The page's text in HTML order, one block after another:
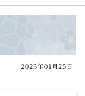
2023年01月25日